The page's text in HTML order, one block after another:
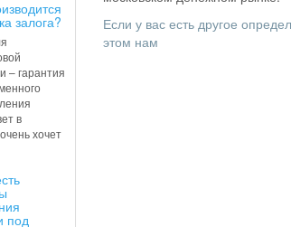
залога?
– гарантия
в
хочет
под
Если у вас есть другое
этом нам